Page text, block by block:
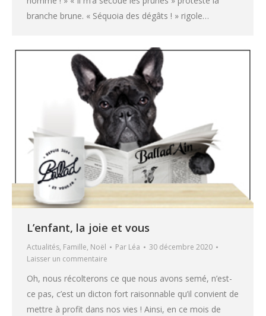
branche brune. « Séquoia des dégâts ! » rigole…
L’enfant, la joie et vous
Actualités, Famille, Noël Par Léa
30 décembre 2020
Laisser un commentaire
Oh, nous récolterons ce que nous avons semé, n’est-
ce pas, c’est un dicton fort raisonnable qu’il convient de
mettre à profit dans nos vies ! Ainsi, en ce mois de